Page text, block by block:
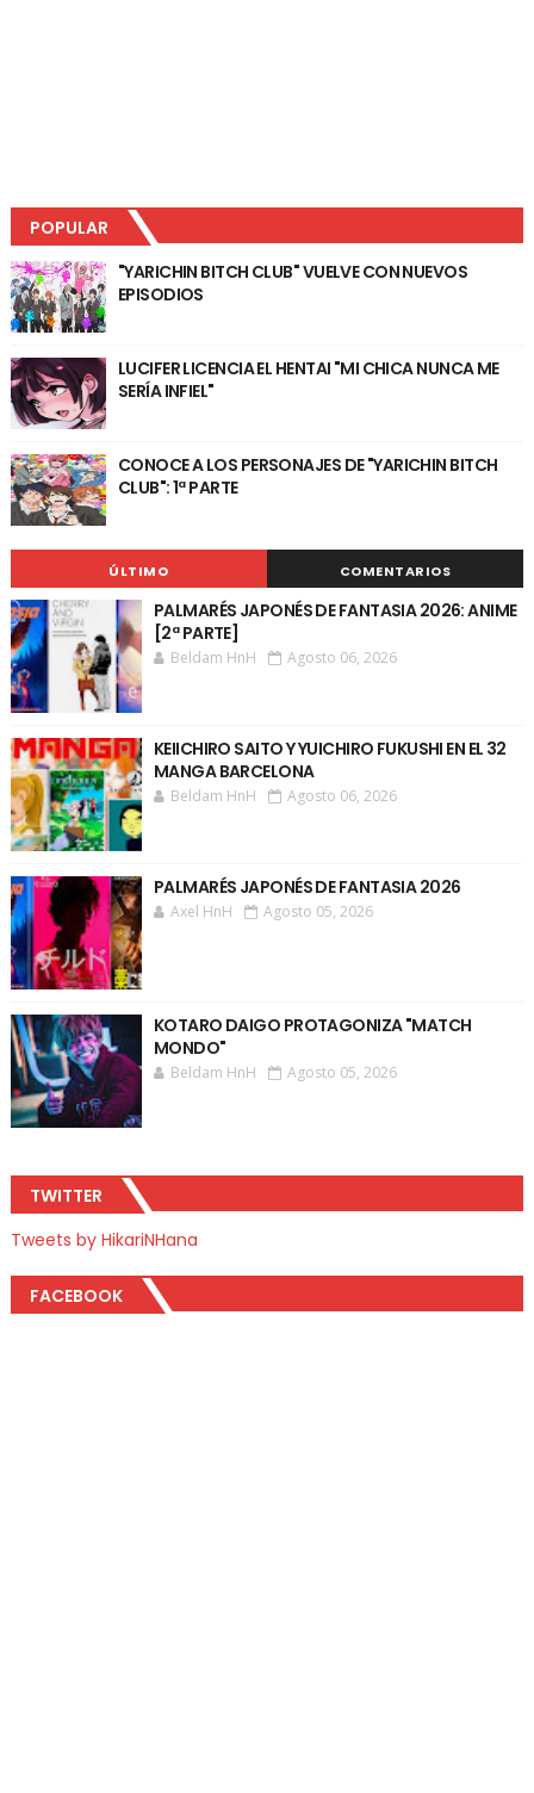
POPULAR
"YARICHIN BITCH CLUB" VUELVE CON NUEVOS
EPISODIOS
LUCIFER LICENCIA EL HENTAI "MI CHICA NUNCA ME
SERÍA INFIEL"
CONOCE A LOS PERSONAJES DE "YARICHIN BITCH
CLUB": 1ª PARTE
ÚLTIMO COMENTARIOS
PALMARÉS JAPONÉS DE FANTASIA 2026: ANIME
[2ª PARTE]
Beldam HnH Agosto 06, 2026
KEIICHIRO SAITO Y YUICHIRO FUKUSHI EN EL 32
MANGA BARCELONA
Beldam HnH Agosto 06, 2026
PALMARÉS JAPONÉS DE FANTASIA 2026
Axel HnH Agosto 05, 2026
KOTARO DAIGO PROTAGONIZA "MATCH
MONDO"
Beldam HnH Agosto 05, 2026
TWITTER
Tweets by HikariNHana
FACEBOOK